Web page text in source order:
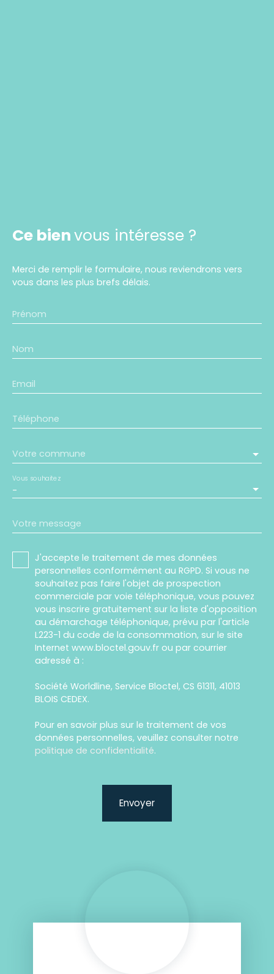
Ce bienvous intéresse ?
Merci de remplir le formulaire, nous reviendrons vers
vous dans les plus brefs délais.
Prénom
Nom
Email
Téléphone
Votre commune
-
Vous souhaitez
Votre message
J'accepte le traitement de mes données
personnelles conformément au RGPD. Si vous ne
souhaitez pas faire l'objet de prospection
commerciale par voie téléphonique, vous pouvez
vous inscrire gratuitement sur la liste d'opposition
au démarchage téléphonique, prévu par l'article
L223-1 du code de la consommation, sur le site
Internet www.bloctel.gouv.fr ou par courrier
adressé à :
Société Worldline, Service Bloctel, CS 61311, 41013
BLOIS CEDEX.
Pour en savoir plus sur le traitement de vos
données personnelles, veuillez consulter notre
politique de confidentialité.
Envoyer